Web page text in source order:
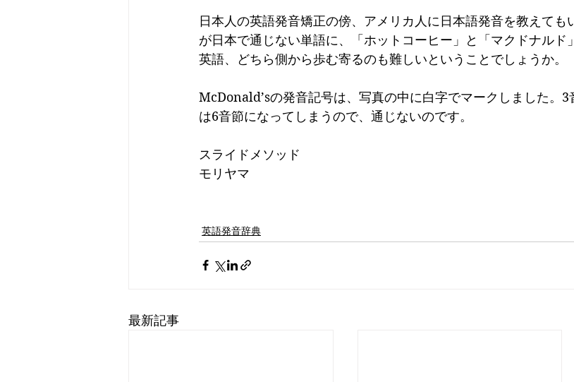
日本人の英語発音矯正の傍、アメリカ人に日本語発音を教えても
が日本で通じない単語に、「ホットコーヒー」と「マクドナルド
英語、どちら側から歩む寄るのも難しいということでしょうか。
McDonald’sの発音記号は、写真の中に白字でマークしました。
は6音節になってしまうので、通じないのです。
スライドメソッド
モリヤマ
英語発音辞典
最新記事